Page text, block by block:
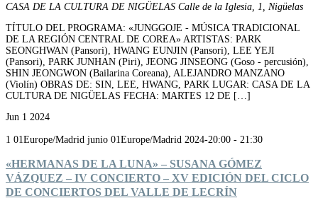
CASA DE LA CULTURA DE NIGÜELAS Calle de la Iglesia, 1, Nigüelas
TÍTULO DEL PROGRAMA: «JUNGGOJE - MÚSICA TRADICIONAL
DE LA REGIÓN CENTRAL DE COREA» ARTISTAS: PARK
SEONGHWAN (Pansori), HWANG EUNJIN (Pansori), LEE YEJI
(Pansori), PARK JUNHAN (Piri), JEONG JINSEONG (Goso - percusión),
SHIN JEONGWON (Bailarina Coreana), ALEJANDRO MANZANO
(Violín) OBRAS DE: SIN, LEE, HWANG, PARK LUGAR: CASA DE LA
CULTURA DE NIGÜELAS FECHA: MARTES 12 DE […]
Jun 1 2024
1 01Europe/Madrid junio 01Europe/Madrid 2024-20:00 - 21:30
«HERMANAS DE LA LUNA» – SUSANA GÓMEZ
VÁZQUEZ – IV CONCIERTO – XV EDICIÓN DEL CICLO
DE CONCIERTOS DEL VALLE DE LECRÍN